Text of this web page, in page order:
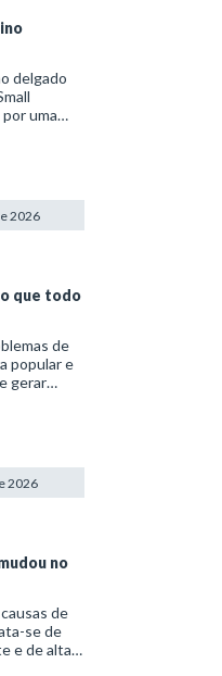
delgado
uma
2026
que todo
de
popular e
gerar
2026
no
de
se de
e de alta